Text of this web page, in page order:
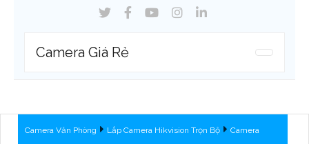
Camera Giá Rẻ
Camera Văn Phòng Lắp Camera Hikvision Trọn Bộ
Camera